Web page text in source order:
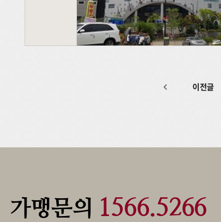
이전글
가맹문의 1566.5266